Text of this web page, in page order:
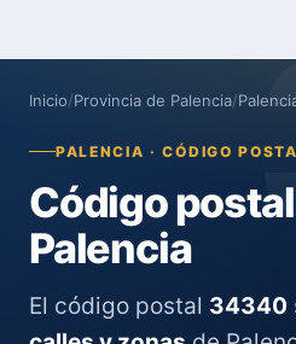
Inicio/Provincia de Palencia/
PALENCIA · CÓDIGO
Código
Palencia
El código postal 34340